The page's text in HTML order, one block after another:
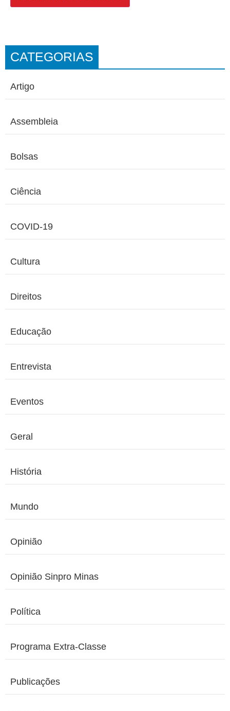
CATEGORIAS
Artigo
Assembleia
Bolsas
Ciência
COVID-19
Cultura
Direitos
Educação
Entrevista
Eventos
Geral
História
Mundo
Opinião
Opinião Sinpro Minas
Política
Programa Extra-Classe
Publicações